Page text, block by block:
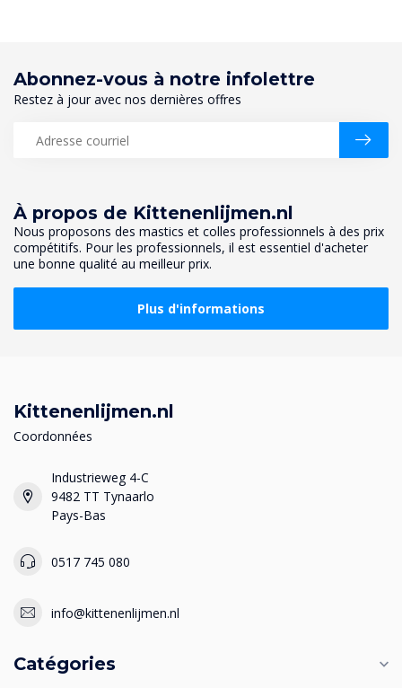
À propos de Kittenenlijmen.nl
Nous proposons des mastics et colles professionnels à des prix
compétitifs. Pour les professionnels, il est essentiel d'acheter
une bonne qualité au meilleur prix.
Plus d'informations
Abonnez-vous à notre infolettre
Restez à jour avec nos dernières offres
Kittenenlijmen.nl
Coordonnées
Industrieweg 4-C
9482 TT Tynaarlo
Pays-Bas
0517 745 080
info@kittenenlijmen.nl
Catégories